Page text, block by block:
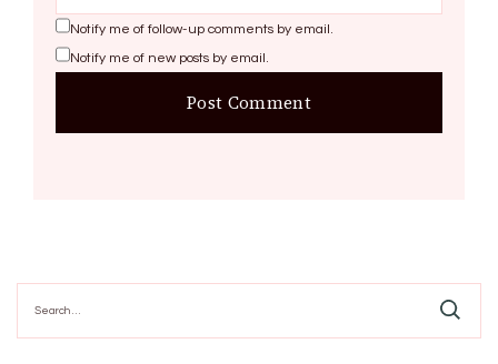
Notify me of follow-up comments by email.
Notify me of new posts by email.
for: